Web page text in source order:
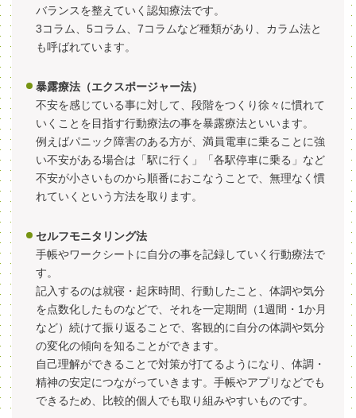
バランスを整えていく認知療法です。
3コラム、5コラム、7コラムなど種類があり、カラム法と
も呼ばれています。
暴露療法（エクスポージャー法）
不安を感じている事に対して、段階をつくり徐々に慣れて
いくことを目指す行動療法の事を暴露療法といいます。
例えばパニック障害のある方が、満員電車に乗ることに強
い不安がある場合は「駅に行く」「各駅停車に乗る」など
不安が小さいものから順番におこなうことで、無理なく慣
れていくという方法を取ります。
セルフモニタリング法
手帳やワークシートに自分の事を記録していく行動療法で
す。
記入するのは就寝・起床時間、行動したこと、体調や気分
を点数化したものなどで、それを一定期間（1週間・1か月
など）続けて振り返ることで、客観的に自分の体調や気分
の変化の傾向を知ることができます。
自己理解ができることで対策が打てるようになり、体調・
精神の安定につながっていきます。手帳やアプリなどでも
できるため、比較的個人でも取り組みやすいものです。